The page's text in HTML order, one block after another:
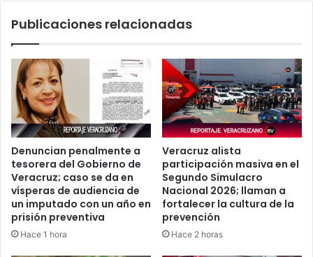
el
2026
Publicaciones relacionadas
Denuncian penalmente a
tesorera del Gobierno de
Veracruz; caso se da en
vísperas de audiencia de
un imputado con un año en
prisión preventiva
Hace 1 hora
Veracruz alista
participación masiva en el
Segundo Simulacro
Nacional 2026; llaman a
fortalecer la cultura de la
prevención
Hace 2 horas